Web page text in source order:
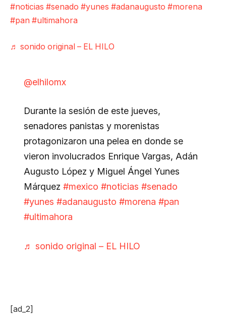
#noticias #senado #yunes #adanaugusto #morena
#pan #ultimahora
♬ sonido original – EL HILO
@elhilomx
Durante la sesión de este jueves,
senadores panistas y morenistas
protagonizaron una pelea en donde se
vieron involucrados Enrique Vargas, Adán
Augusto López y Miguel Ángel Yunes
Márquez #mexico #noticias #senado
#yunes #adanaugusto #morena #pan
#ultimahora
♬ sonido original – EL HILO
[ad_2]